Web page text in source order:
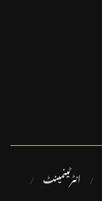
انٹرٹینمینٹ